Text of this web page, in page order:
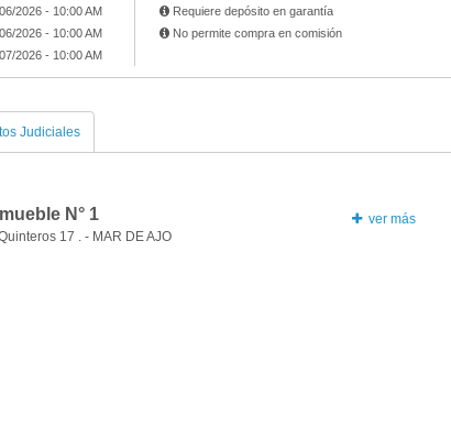
2026 - 10:00 AM
2026 - 10:00 AM
2026 - 10:00 AM
Requiere depósito en garantía
No permite compra en comisión
Judiciales
N° 1
17 . - MAR DE AJO
ver más